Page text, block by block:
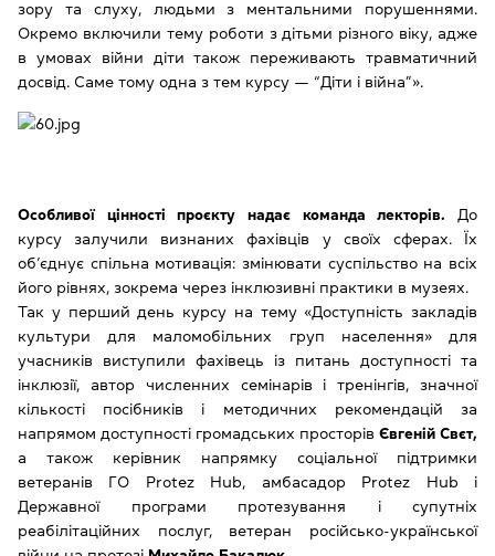
зору та слуху, людьми з ментальними порушеннями.
Окремо включили тему роботи з дітьми різного віку, адже
в умовах війни діти також переживають травматичний
досвід. Саме тому одна з тем курсу — “Діти і війна”».
Особливої цінності проєкту надає команда лекторів. До
курсу залучили визнаних фахівців у своїх сферах. Їх
об’єднує спільна мотивація: змінювати суспільство на всіх
його рівнях, зокрема через інклюзивні практики в музеях.
Так у перший день курсу на тему «Доступність закладів
культури для маломобільних груп населення» для
учасників виступили фахівець із питань доступності та
інклюзії, автор численних семінарів і тренінгів, значної
кількості посібників і методичних рекомендацій за
напрямом доступності громадських просторів Євгеній Свєт,
а також керівник напрямку соціальної підтримки
ветеранів ГО Protez Hub, амбасадор Protez Hub і
Державної програми протезування і супутніх
реабілітаційних послуг, ветеран російсько-української